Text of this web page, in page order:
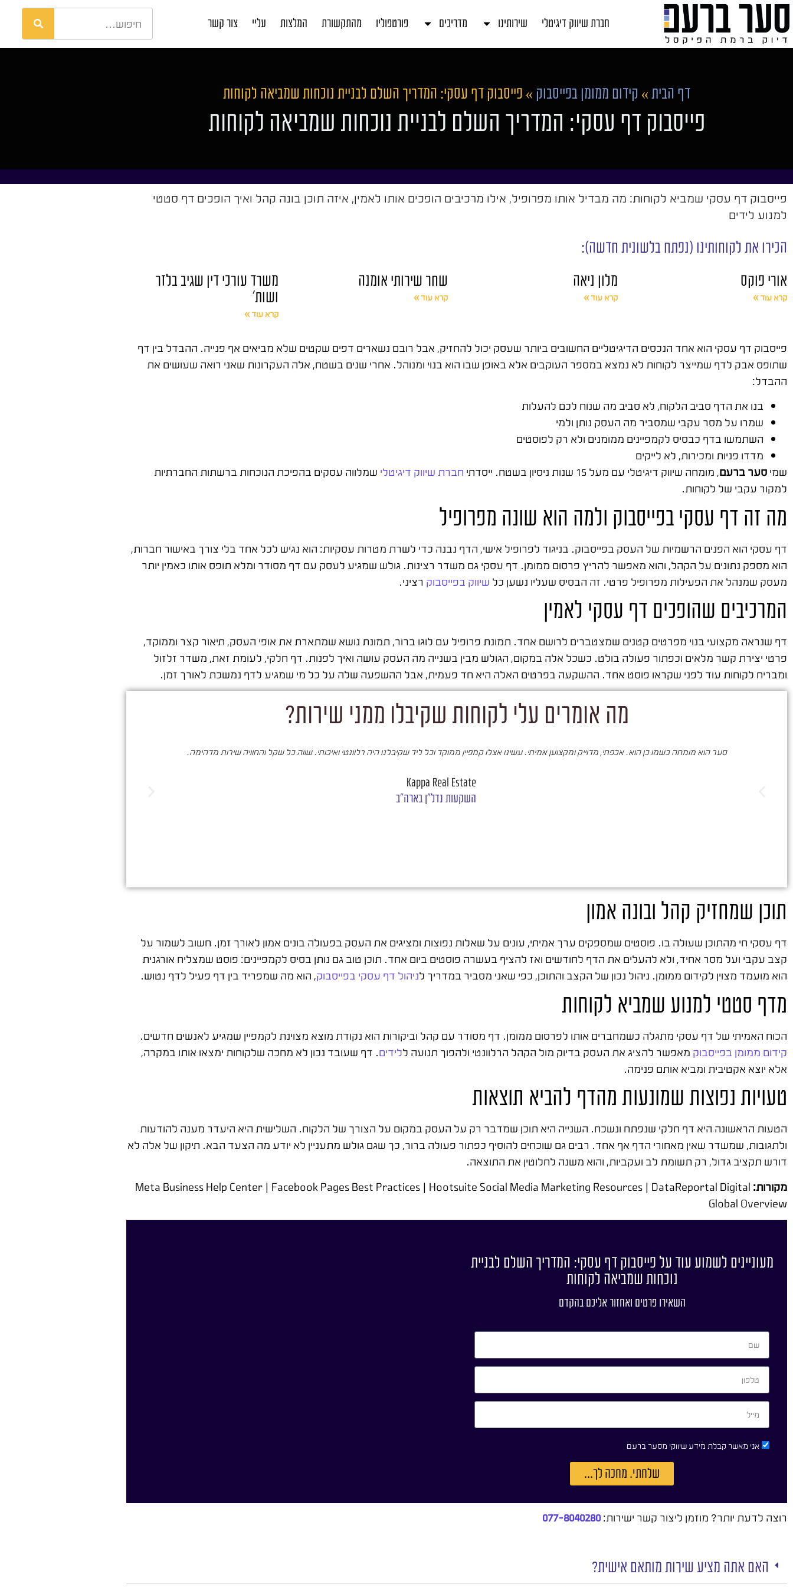
חברת שיווק דיגיטלי שירותינו מדריכים פורטפוליו מהתקשורת המלצות עליי צור קשר
דף הבית » קידום ממומן בפייסבוק » פייסבוק דף עסקי: המדריך השלם לבניית נוכחות שמביאה לקוחות
פייסבוק דף עסקי: המדריך השלם לבניית נוכחות שמביאה לקוחות
פייסבוק דף עסקי שמביא לקוחות: מה מבדיל אותו מפרופיל, אילו מרכיבים הופכים אותו לאמין, איזה תוכן בונה קהל ואיך הופכים דף סטטי
למנוע לידים
הכירו את לקוחותינו (נפתח בלשונית חדשה):
אורי פוקס
קרא עוד »
מלון ניאה
קרא עוד »
שחר שירותי אומנה
קרא עוד »
משרד עורכי דין שגיב בלזר
ושות'
קרא עוד »
פייסבוק דף עסקי הוא אחד הנכסים הדיגיטליים החשובים ביותר שעסק יכול להחזיק, אבל רובם נשארים דפים שקטים שלא מביאים אף פנייה. ההבדל בין דף
שתופס אבק לדף שמייצר לקוחות לא נמצא במספר העוקבים אלא באופן שבו הוא בנוי ומנוהל. אחרי שנים בשטח, אלה העקרונות שאני רואה שעושים את
ההבדל:
בנו את הדף סביב הלקוח, לא סביב מה שנוח לכם להעלות
שמרו על מסר עקבי שמסביר מה העסק נותן ולמי
השתמשו בדף כבסיס לקמפיינים ממומנים ולא רק לפוסטים
מדדו פניות ומכירות, לא לייקים
שמיסער ברעם, מומחה שיווק דיגיטלי עם מעל 15 שנות ניסיון בשטח. ייסדתי חברת שיווק דיגיטלי שמלווה עסקים בהפיכת הנוכחות ברשתות החברתיות
למקור עקבי של לקוחות.
מה זה דף עסקי בפייסבוק ולמה הוא שונה מפרופיל
דף עסקי הוא הפנים הרשמיות של העסק בפייסבוק. בניגוד לפרופיל אישי, הדף נבנה כדי לשרת מטרות עסקיות: הוא נגיש לכל אחד בלי צורך באישור חברות,
הוא מספק נתונים על הקהל, והוא מאפשר להריץ פרסום ממומן. דף עסקי גם משדר רצינות. גולש שמגיע לעסק עם דף מסודר ומלא תופס אותו כאמין יותר
מעסק שמנהל את הפעילות מפרופיל פרטי. זה הבסיס שעליו נשען כל שיווק בפייסבוק רציני.
המרכיבים שהופכים דף עסקי לאמין
דף שנראה מקצועי בנוי מפרטים קטנים שמצטברים לרושם אחד. תמונת פרופיל עם לוגו ברור, תמונת נושא שמתארת את אופי העסק, תיאור קצר וממוקד,
פרטי יצירת קשר מלאים וכפתור פעולה בולט. כשכל אלה במקום, הגולש מבין בשנייה מה העסק עושה ואיך לפנות. דף חלקי, לעומת זאת, משדר זלזול
ומבריח לקוחות עוד לפני שקראו פוסט אחד. ההשקעה בפרטים האלה היא חד פעמית, אבל ההשפעה שלה על כל מי שמגיע לדף נמשכת לאורך זמן.
מה אומרים עלי לקוחות שקיבלו ממני שירות?
סער הוא מומחה כשמו כן הוא. אכפתי, מדוייק ומקצוען אמיתי. עשינו אצלו קמפיין ממוקד וכל ליד שקיבלנו היה רלוונטי ואיכותי. שווה כל שקל והחוויה שירות מדהימה.
Kappa Real Estate
השקעות נדל"ן בארה"ב
תוכן שמחזיק קהל ובונה אמון
דף עסקי חי מהתוכן שעולה בו. פוסטים שמספקים ערך אמיתי, עונים על שאלות נפוצות ומציגים את העסק בפעולה בונים אמון לאורך זמן. חשוב לשמור על
קצב עקבי ועל מסר אחיד, ולא להעלים את הדף לחודשים ואז להציף בעשרה פוסטים ביום אחד. תוכן טוב גם נותן בסיס לקמפיינים: פוסט שמצליח אורגנית
הוא מועמד מצוין לקידום ממומן. ניהול נכון של הקצב והתוכן, כפי שאני מסביר במדריך לניהול דף עסקי בפייסבוק, הוא מה שמפריד בין דף פעיל לדף נטוש.
מדף סטטי למנוע שמביא לקוחות
הכוח האמיתי של דף עסקי מתגלה כשמחברים אותו לפרסום ממומן. דף מסודר עם קהל וביקורות הוא נקודת מוצא מצוינת לקמפיין שמגיע לאנשים חדשים.
קידום ממומן בפייסבוק מאפשר להציג את העסק בדיוק מול הקהל הרלוונטי ולהפוך תנועה ללידים. דף שעובד נכון לא מחכה שלקוחות ימצאו אותו במקרה,
אלא יוצא אקטיבית ומביא אותם פנימה.
טעויות נפוצות שמונעות מהדף להביא תוצאות
הטעות הראשונה היא דף חלקי שנפתח ונשכח. השנייה היא תוכן שמדבר רק על העסק במקום על הצורך של הלקוח. השלישית היא היעדר מענה להודעות
ולתגובות, שמשדר שאין מאחורי הדף אף אחד. רבים גם שוכחים להוסיף כפתור פעולה ברור, כך שגם גולש מתעניין לא יודע מה הצעד הבא. תיקון של אלה לא
דורש תקציב גדול, רק תשומת לב ועקביות, והוא משנה לחלוטין את התוצאה.
מקורות: Meta Business Help Center | Facebook Pages Best Practices | Hootsuite Social Media Marketing Resources | DataReportal Digital
Global Overview
מעוניינים לשמוע עוד על פייסבוק דף עסקי: המדריך השלם לבניית
נוכחות שמביאה לקוחות
השאירו פרטים ואחזור אליכם בהקדם
אני מאשר קבלת מידע שיווקי מסער ברעם
שלחתי. מחכה לך...
רוצה לדעת יותר? מוזמן ליצור קשר ישירות:077-8040280
האם אתה מציע שירות מותאם אישית?